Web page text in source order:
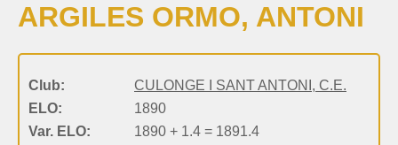
ARGILES ORMO, ANTONI
Club:
CULONGE I SANT ANTONI, C.E.
ELO:
1890
Var. ELO:
1890 + 1.4 = 1891.4